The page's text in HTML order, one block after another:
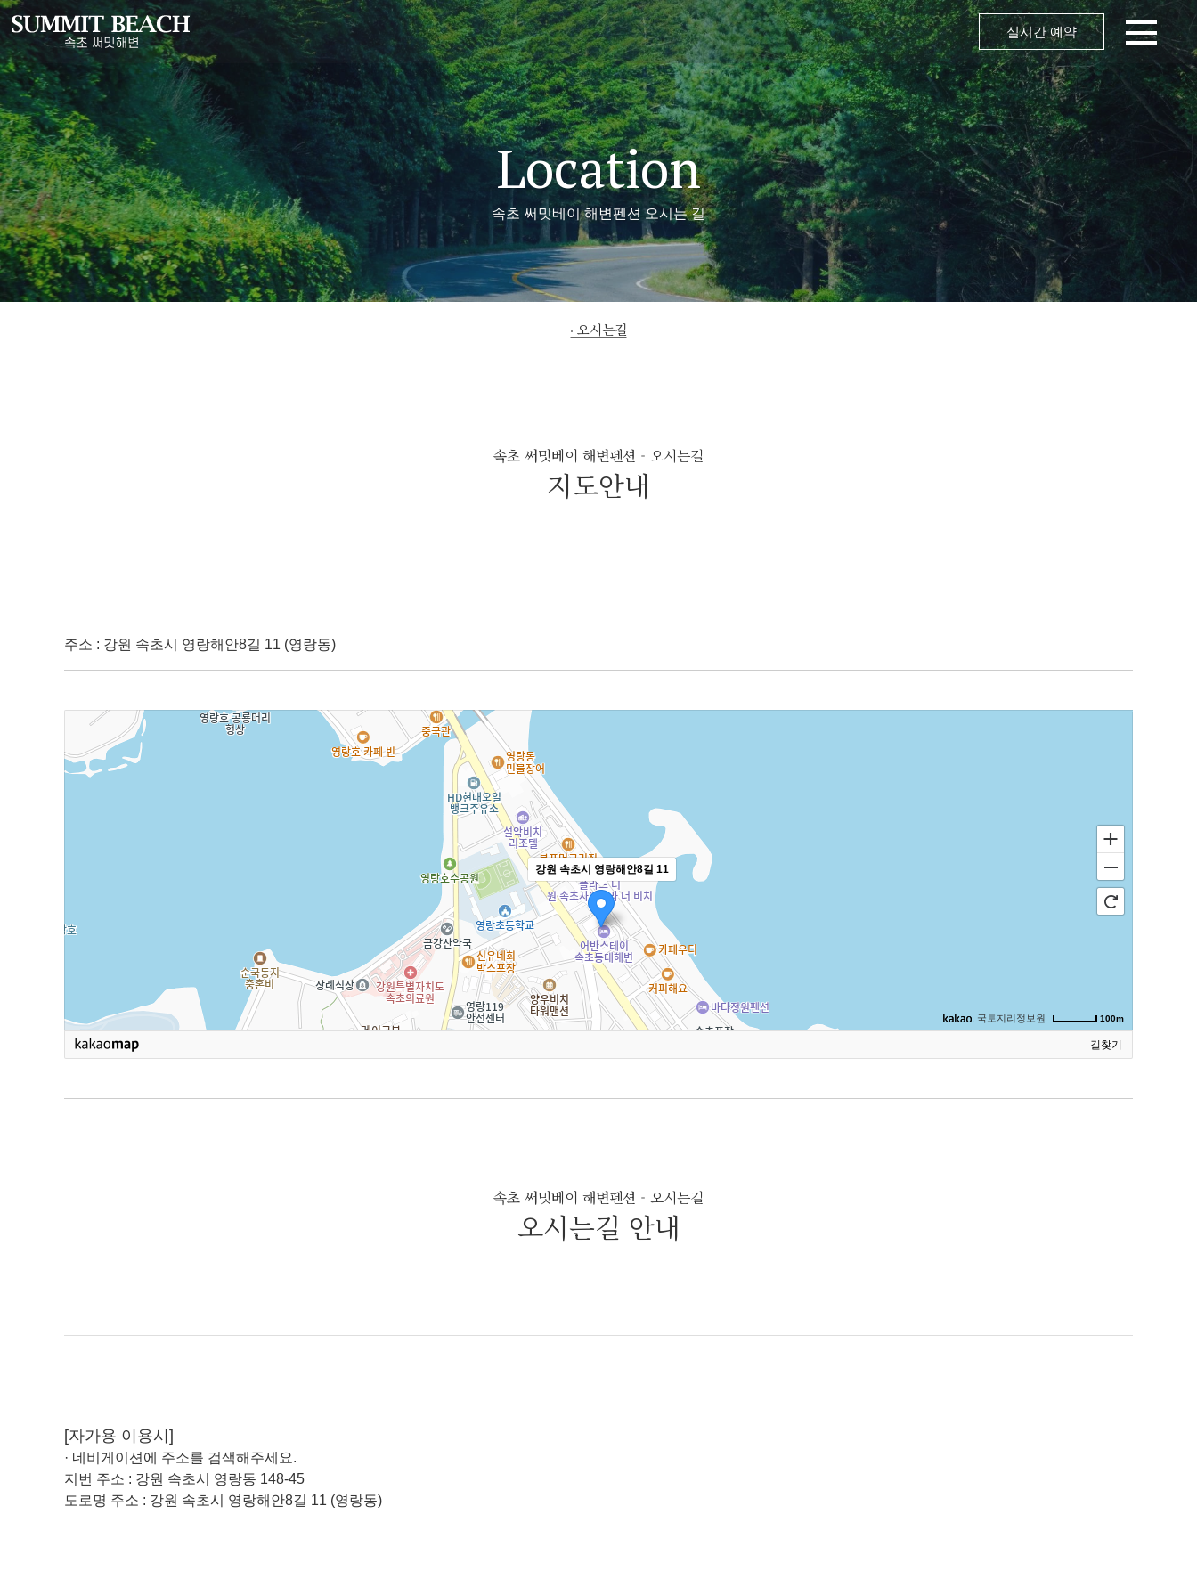
실시간 예약
Location
속초 써밋베이 해변펜션 오시는 길
오시는길
속초 써밋베이 해변펜션 - 오시는길
지도안내
주소 : 강원 속초시 영랑해안8길 11 (영랑동)
강원 속초시 영랑해안8길 11
100m
, 국토지리정보원
길찾기
속초 써밋베이 해변펜션 - 오시는길
오시는길 안내
[자가용 이용시]
· 네비게이션에 주소를 검색해주세요.
지번 주소 : 강원 속초시 영랑동 148-45
도로명 주소 : 강원 속초시 영랑해안8길 11 (영랑동)